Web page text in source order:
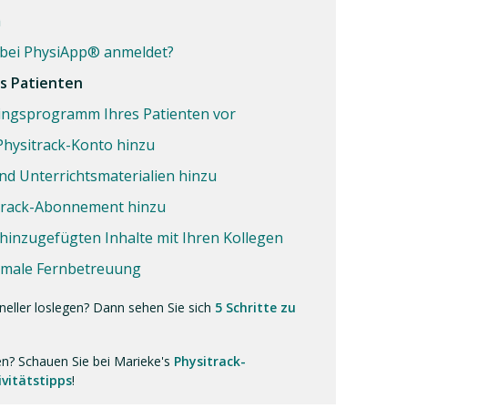
PhysiApp® anmeldet?
Patienten
Ihres Patienten vor
Konto hinzu
Unterrichtsmaterialien hinzu
Abonnement hinzu
Inhalte mit Ihren Kollegen
Fernbetreuung
loslegen? Dann sehen Sie sich 5 Schritte zu
Schauen Sie bei Marieke's Physitrack-
!